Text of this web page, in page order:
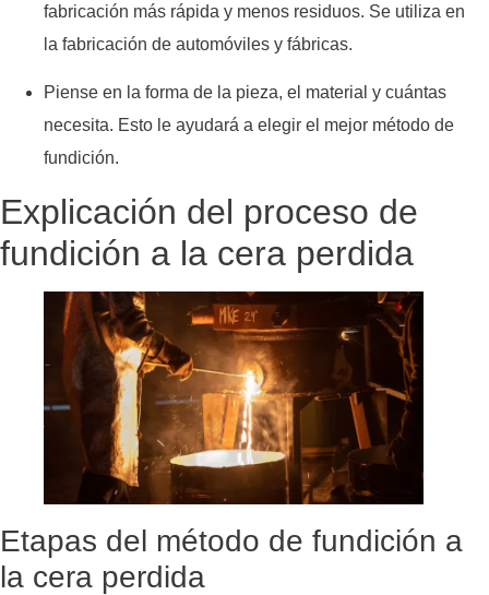
fabricación más rápida y menos residuos. Se utiliza en
la fabricación de automóviles y fábricas.
Piense en la forma de la pieza, el material y cuántas
necesita. Esto le ayudará a elegir el mejor método de
fundición.
Explicación del proceso de
fundición a la cera perdida
Etapas del método de fundición a
la cera perdida